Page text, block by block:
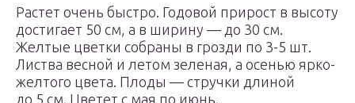
Растет очень быстро. Годовой прирост в высоту
достигает 50 см, а в ширину — до 30 см.
Желтые цветки собраны в грозди по 3-5 шт.
Листва весной и летом зеленая, а осенью ярко-
желтого цвета. Плоды — стручки длиной
до 5 см. Цветет с мая по июнь.